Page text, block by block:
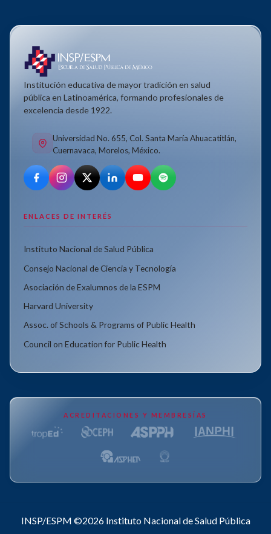
Institución educativa de mayor tradición en salud
pública en Latinoamérica, formando profesionales de
excelencia desde 1922.
Universidad No. 655, Col. Santa María Ahuacatitlán,
Cuernavaca, Morelos, México.
ENLACES DE INTERÉS
Instituto Nacional de Salud Pública
Consejo Nacional de Ciencia y Tecnología
Asociación de Exalumnos de la ESPM
Harvard University
Assoc. of Schools & Programs of Public Health
Council on Education for Public Health
ACREDITACIONES Y MEMBRESÍAS
INSP/ESPM ©2026Instituto Nacional de Salud Pública